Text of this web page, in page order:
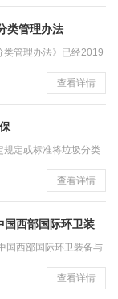
类管理办法
类管理办法》已经2019
府第86次常务会议审议
2019年9月1日起施行。
理办法
查看详情
规定或标准将垃圾分类
分类 搬运 ，从而转变成
动的总称。分类的目的
查看详情
国西部国际环卫装
国西部国际环卫装备与
在西安曲江国际会展中
会由中国机械工业联合
查看详情